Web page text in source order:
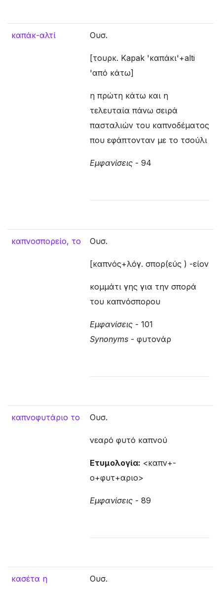
καπάκ-αλτί Ουσ.
[τουρκ. Kapak 'καπάκι'+alti
'από κάτω]
η πρώτη κάτω και η
τελευταία πάνω σειρά
πασταλιών του καπνοδέματος
που εφάπτονταν με το τσούλι
Εμφανίσεις - 94
καπνοσπορείο, το Ουσ.
[καπνός+λόγ. σπορ(εύς ) -είον
κομμάτι γης για την σπορά
του καπνόσπορου
Εμφανίσεις - 101
Synonyms - φυτονάρ
καπνοφυτάριο το Ουσ.
νεαρό φυτό καπνού
Ετυμολογία: <καπν+-
ο+φυτ+αριο>
Εμφανίσεις - 89
κασέτα η Ουσ.